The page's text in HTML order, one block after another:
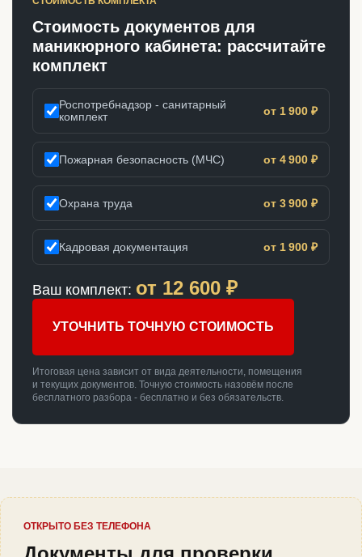
Стоимость документов для
маникюрного кабинета: рассчитайте
комплект
Роспотребнадзор - санитарный
комплект
от 1 900 ₽
Пожарная безопасность (МЧС) от 4 900 ₽
Охрана труда от 3 900 ₽
Кадровая документация от 1 900 ₽
Ваш комплект: от 12 600 ₽
УТОЧНИТЬ ТОЧНУЮ СТОИМОСТЬ
Итоговая цена зависит от вида деятельности, помещения
и текущих документов. Точную стоимость назовём после
бесплатного разбора - бесплатно и без обязательств.
ОТКРЫТО БЕЗ ТЕЛЕФОНА